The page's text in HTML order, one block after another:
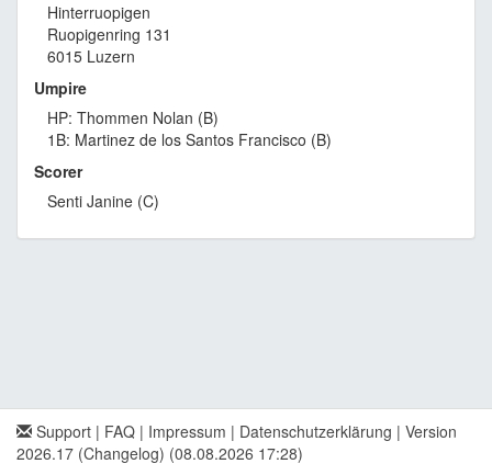
Hinterruopigen
Ruopigenring 131
6015 Luzern
Umpire
HP: Thommen Nolan (B)
1B: Martinez de los Santos Francisco (B)
Scorer
Senti Janine (C)
Support | FAQ | Impressum | Datenschutzerklärung | Version
2026.17 (Changelog) (08.08.2026 17:28)